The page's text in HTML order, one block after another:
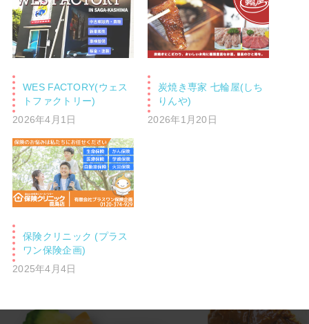
WES FACTORY(ウェス
トファクトリー)
2026年4月1日
炭焼き専家 七輪屋(しち
りんや)
2026年1月20日
保険クリニック (プラス
ワン保険企画)
2025年4月4日